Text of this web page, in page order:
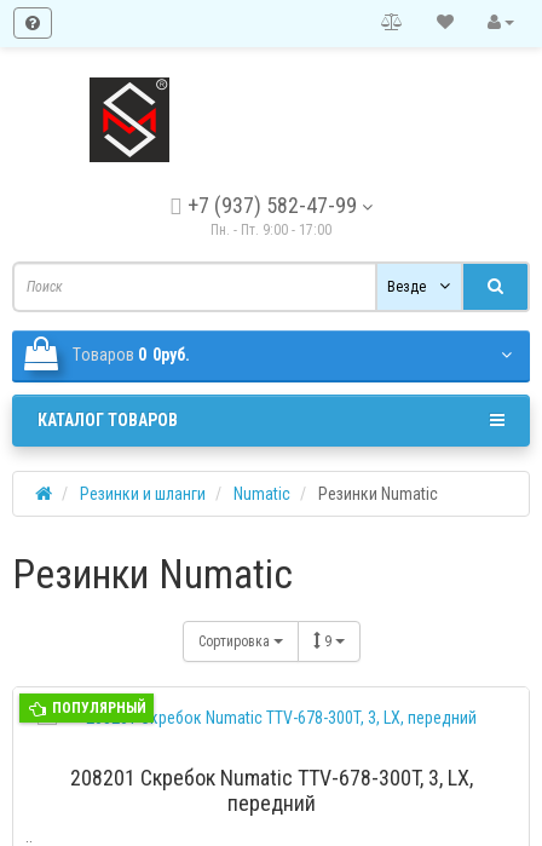
+7 (937) 582-47-99
Пн. - Пт. 9:00 - 17:00
Везде
Tоваров 0 0руб.
КАТАЛОГ ТОВАРОВ
Резинки и шланги Numatic Резинки Numatic
Резинки Numatic
Сортировка 9
ПОПУЛЯРНЫЙ
208201 Скребок Numatic TTV-678-300T, 3, LX,
передний